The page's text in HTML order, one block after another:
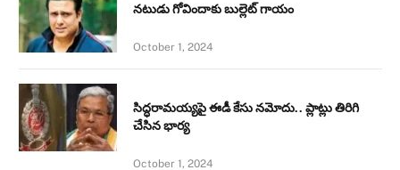
నటుడు గోవిందాకు బుల్లెట్ గాయం
October 1, 2024
సిద్ధరామయ్యపై ఈడీ కేసు నమోదు.. ప్లాట్లు తిరిగి
చేసిన భార్య
October 1, 2024